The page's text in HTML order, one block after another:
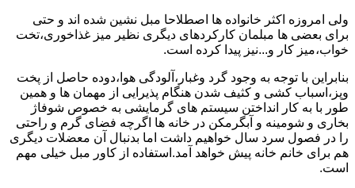
ولی امروزه اکثر خانواده ها اصطلاحا مبل نشین شده اند و حتی
برای بعضی ها مبلمان کارکردهای دیگری نظیر میز غذاخوری،تخت
خواب،میز کار و...نیز پیدا کرده است.
بنابراین با توجه به وجود گرد وغبار،آلودگی هوا،دوده حاصل از پخت
وپز،اسباب کشی و کثیف شدن هنگام پذیرایی از مهمان ها و همین
طور با به کار انداختن سیستم های گرمایشی به خصوص شوفاژ
بخاری و شومینه و آبگرمکن در خانه ها اگرچه فضای گرم و راحتی
را در فصول سرد سال خواهیم داشت اما بدنبال آن معضلات دیگری
هم برای خانم خانه پیش خواهد آمد.استفاده از کاور مبل خیلی مهم
است.